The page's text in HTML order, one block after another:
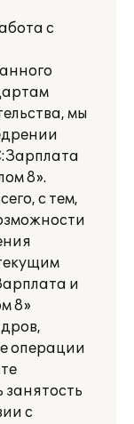
с
мы
8».
с тем,
и
8»
операции
с